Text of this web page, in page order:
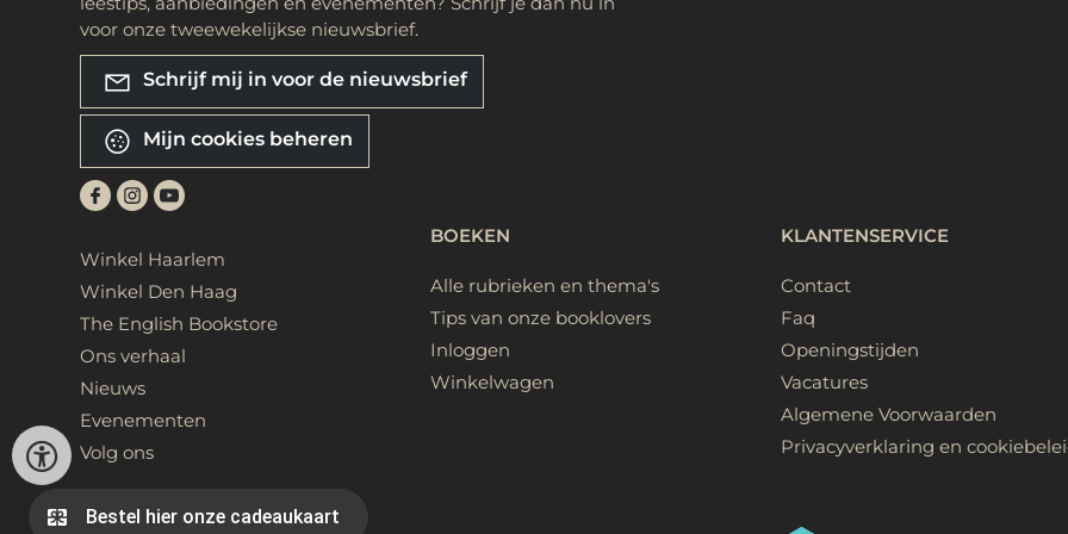
voor onze tweewekelijkse nieuwsbrief.
Schrijf mij in voor de nieuwsbrief
Mijn cookies beheren
Winkel Haarlem
Winkel Den Haag
The English Bookstore
Ons verhaal
Nieuws
Evenementen
Volg ons
BOEKEN
Alle rubrieken en thema's
Tips van onze booklovers
Inloggen
Winkelwagen
KLANTENSERVICE
Contact
Faq
Openingstijden
Vacatures
Algemene Voorwaarden
Privacyverklaring en